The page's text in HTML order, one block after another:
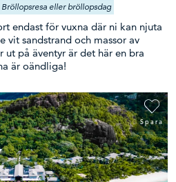
Bröllopsresa eller bröllopsdag
endast för vuxna där ni kan njuta
vit sandstrand och massor av
på äventyr är det här en bra
är oändliga!
Spara